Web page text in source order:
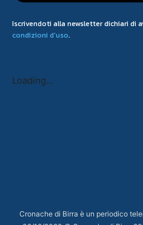
Iscrivendoti alla newsletter dichiari di
condizioni d'uso.
Loading...
Cronache di Birra è un periodico